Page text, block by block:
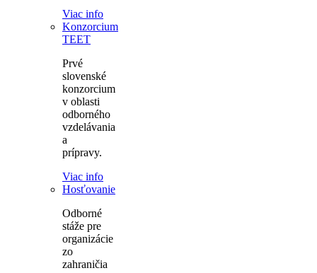
Viac info
Konzorcium
TEET
Prvé
slovenské
konzorcium
v oblasti
odborného
vzdelávania
a
prípravy.
Viac info
Hosťovanie
Odborné
stáže pre
organizácie
zo
zahraničia